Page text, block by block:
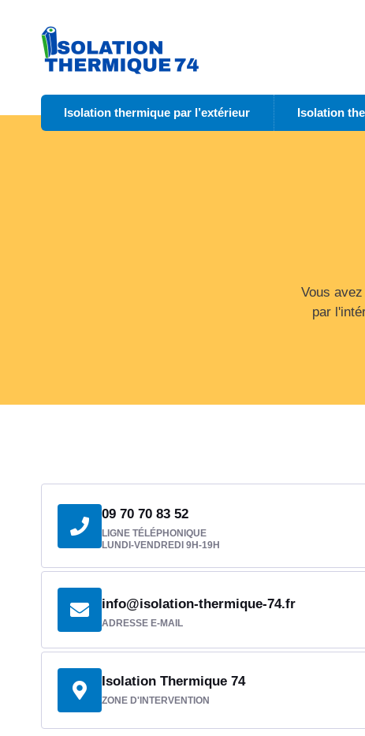
Isolation thermique par l’extérieur Isolation
Vous
par
09 70 70 83 52
LIGNE TÉLÉPHONIQUE
LUNDI-VENDREDI 9H-19H
info@isolation-thermique-74.fr
ADRESSE E-MAIL
Isolation Thermique 74
ZONE D'INTERVENTION